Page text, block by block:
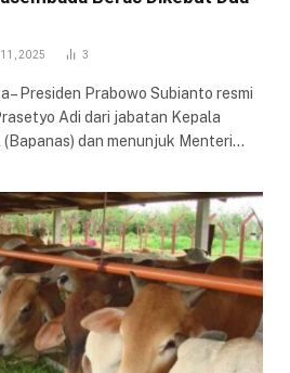
2025 3
Presiden Prabowo Subianto resmi
Adi dari jabatan Kepala
dan menunjuk Menteri…